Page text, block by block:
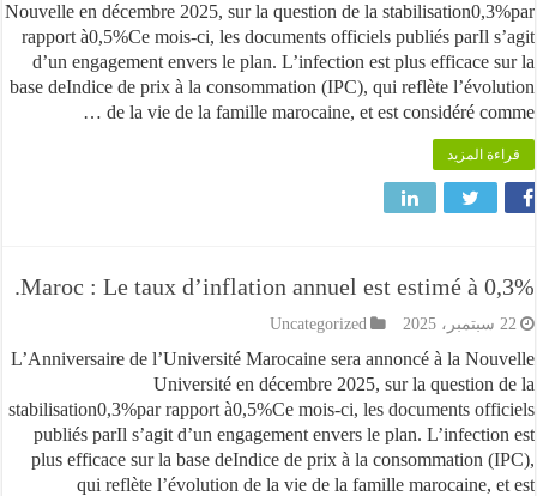
Nouvelle en décembre 2025, sur la question de la
rapport à0,5%Ce mois-ci, les documents officiels publiés parIl
d’un engagement envers le plan. L’infection est plus
base deIndice de prix à la consommation (IPC), qui reflète
de la vie de la famille marocaine, et est considéré
المزيد
Maroc : Le taux d’inflation annuel est estimé à
Uncategorized
L’Anniversaire de l’Université Marocaine sera annoncé à la
Université en décembre 2025, sur la
stabilisation0,3%par rapport à0,5%Ce mois-ci, les documents
publiés parIl s’agit d’un engagement envers le plan.
plus efficace sur la base deIndice de prix à la consommation
qui reflète l’évolution de la vie de la famille